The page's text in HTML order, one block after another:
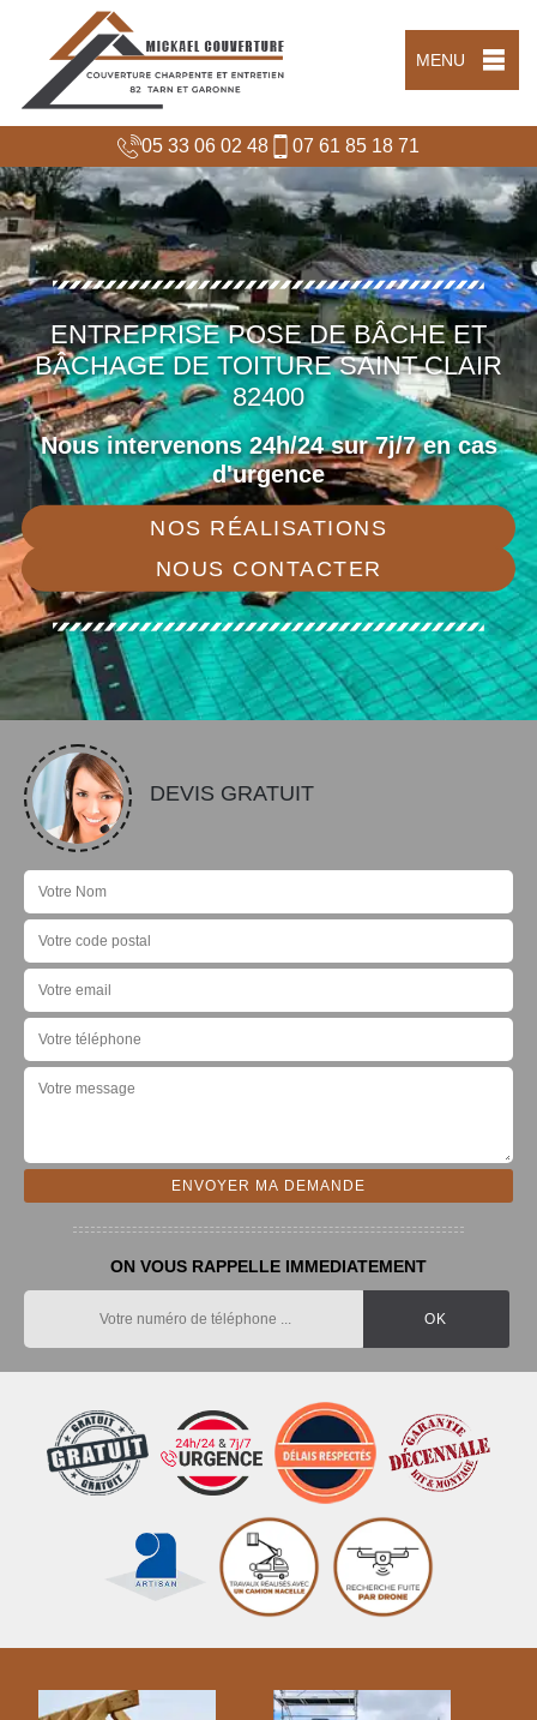
MENU
05 33 06 02 48 07 61 85 18 71
ENTREPRISE POSE DE BÂCHE ET
BÂCHAGE DE TOITURE SAINT CLAIR
82400
Nous intervenons 24h/24 sur 7j/7 en cas
d'urgence
NOS RÉALISATIONS
NOUS CONTACTER
DEVIS GRATUIT
ON VOUS RAPPELLE IMMEDIATEMENT